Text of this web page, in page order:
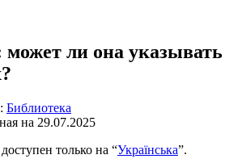
может ли она указывать
Библиотека
на 29.07.2025
только на “Українська”.